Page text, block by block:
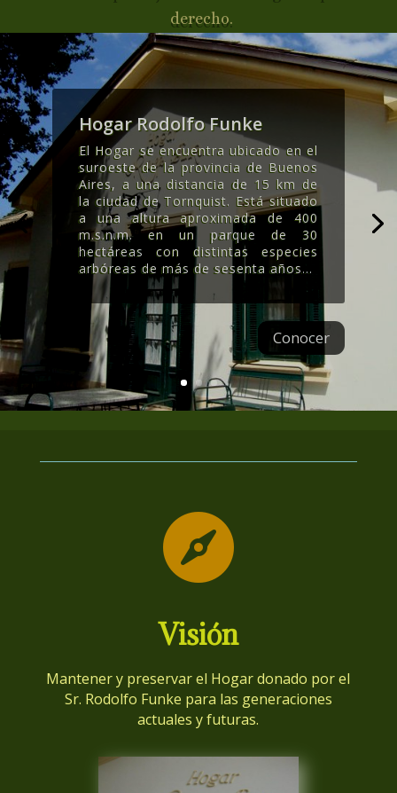
derecho.
Hogar Rodolfo Funke
El Hogar se encuentra ubicado en el
suroeste de la provincia de Buenos
Aires, a una distancia de 15 km de
la ciudad de Tornquist. Está situado
a una altura aproximada de 400
m.s.n.m. en un parque de 30
hectáreas con distintas especies
arbóreas de más de sesenta años...
Conocer

Visión
Mantener y preservar el Hogar donado por el
Sr. Rodolfo Funke para las generaciones
actuales y futuras.